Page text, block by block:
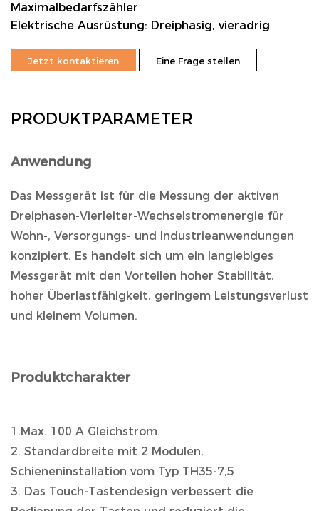
Maximalbedarfszähler
Elektrische Ausrüstung: Dreiphasig, vieradrig
Jetzt kontaktieren Eine Frage stellen
PRODUKTPARAMETER
Anwendung
Das Messgerät ist für die Messung der aktiven
Dreiphasen-Vierleiter-Wechselstromenergie für
Wohn-, Versorgungs- und Industrieanwendungen
konzipiert. Es handelt sich um ein langlebiges
Messgerät mit den Vorteilen hoher Stabilität,
hoher Überlastfähigkeit, geringem Leistungsverlust
und kleinem Volumen.
Produktcharakter
1.Max. 100 A Gleichstrom.
2. Standardbreite mit 2 Modulen,
Schieneninstallation vom Typ TH35-7,5
3. Das Touch-Tastendesign verbessert die